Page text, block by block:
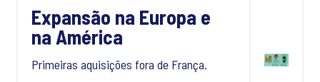
Expansão na Europa e
na América
Primeiras aquisições fora de França.